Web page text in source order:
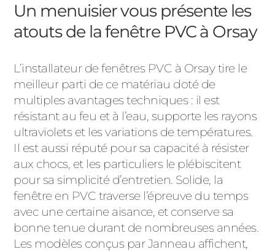
Un menuisier vous présente les
atouts de la fenêtre PVC à Orsay
L’installateur de fenêtres PVC à Orsay tire le
meilleur parti de ce matériau doté de
multiples avantages techniques : il est
résistant au feu et à l’eau, supporte les rayons
ultraviolets et les variations de températures.
Il est aussi réputé pour sa capacité à résister
aux chocs, et les particuliers le plébiscitent
pour sa simplicité d’entretien. Solide, la
fenêtre en PVC traverse l’épreuve du temps
avec une certaine aisance, et conserve sa
bonne tenue durant de nombreuses années.
Les modèles conçus par Janneau affichent,